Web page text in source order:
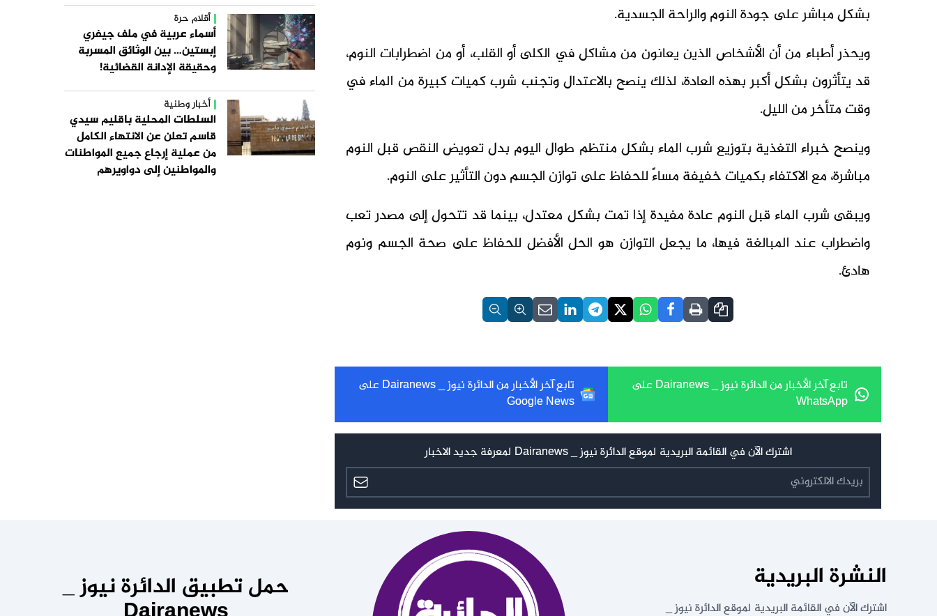
بشكل مباشر على جودة النوم والراحة الجسدية.
ويحذر أطباء من أن الأشخاص الذين يعانون من مشاكل في الكلى أو القلب، أو من اضطرابات النوم،
قد يتأثرون بشكل أكبر بهذه العادة، لذلك ينصح بالاعتدال وتجنب شرب كميات كبيرة من الماء في
وقت متأخر من الليل.
وينصح خبراء التغذية بتوزيع شرب الماء بشكل منتظم طوال اليوم بدل تعويض النقص قبل النوم
مباشرة، مع الاكتفاء بكميات خفيفة مساءً للحفاظ على توازن الجسم دون التأثير على النوم.
ويبقى شرب الماء قبل النوم عادة مفيدة إذا تمت بشكل معتدل، بينما قد تتحول إلى مصدر تعب
واضطراب عند المبالغة فيها، ما يجعل التوازن هو الحل الأفضل للحفاظ على صحة الجسم ونوم
هادئ.
تابع آخر الأخبار من الدائرة نيوز _ Dairanews على
WhatsApp
تابع آخر الأخبار من الدائرة نيوز _ Dairanews على
Google News
اشترك الآن في القائمة البريدية لموقع الدائرة نيوز _ Dairanews لمعرفة جديد الاخبار
أقلام حرة
أسماء عربية في ملف جيفري
إبستين… بين الوثائق المسربة
وحقيقة الإدانة القضائية!
أخبار وطنية
السلطات المحلية باقليم سيدي
قاسم تعلن عن الانتهاء الكامل
من عملية إرجاع جميع المواطنات
والمواطنين إلى دواويرهم
النشرة البريدية
اشترك الآن في القائمة البريدية لموقع الدائرة نيوز _
حمل تطبيق الدائرة نيوز _